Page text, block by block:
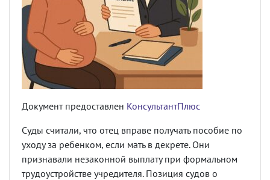
Документ предоставлен КонсультантПлюс
Суды считали, что отец вправе получать пособие по
уходу за ребенком, если мать в декрете. Они
признавали незаконной выплату при формальном
трудоустройстве учредителя. Позиция судов о